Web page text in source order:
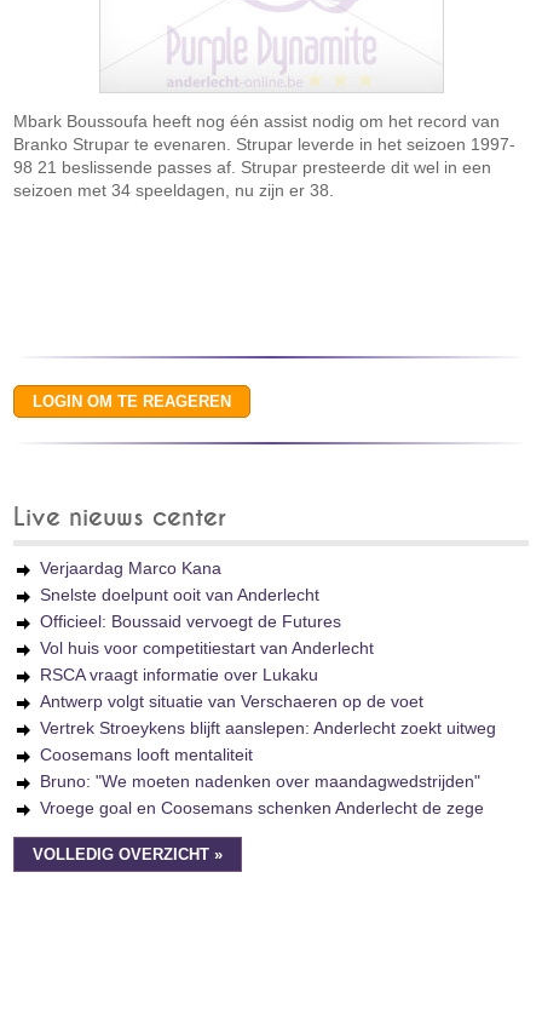
Mbark Boussoufa heeft nog één assist nodig om het record van
Branko Strupar te evenaren. Strupar leverde in het seizoen 1997-
98 21 beslissende passes af. Strupar presteerde dit wel in een
seizoen met 34 speeldagen, nu zijn er 38.
Live nieuws center
Verjaardag Marco Kana
Snelste doelpunt ooit van Anderlecht
Officieel: Boussaid vervoegt de Futures
Vol huis voor competitiestart van Anderlecht
RSCA vraagt informatie over Lukaku
Antwerp volgt situatie van Verschaeren op de voet
Vertrek Stroeykens blijft aanslepen: Anderlecht zoekt uitweg
Coosemans looft mentaliteit
Bruno: "We moeten nadenken over maandagwedstrijden"
Vroege goal en Coosemans schenken Anderlecht de zege
VOLLEDIG OVERZICHT »